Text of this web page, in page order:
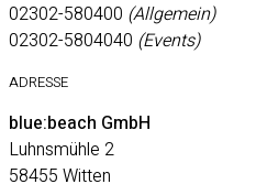
02302-580400 (Allgemein)
02302-5804040 (Events)
ADRESSE
blue:beach GmbH
Luhnsmühle 2
58455 Witten